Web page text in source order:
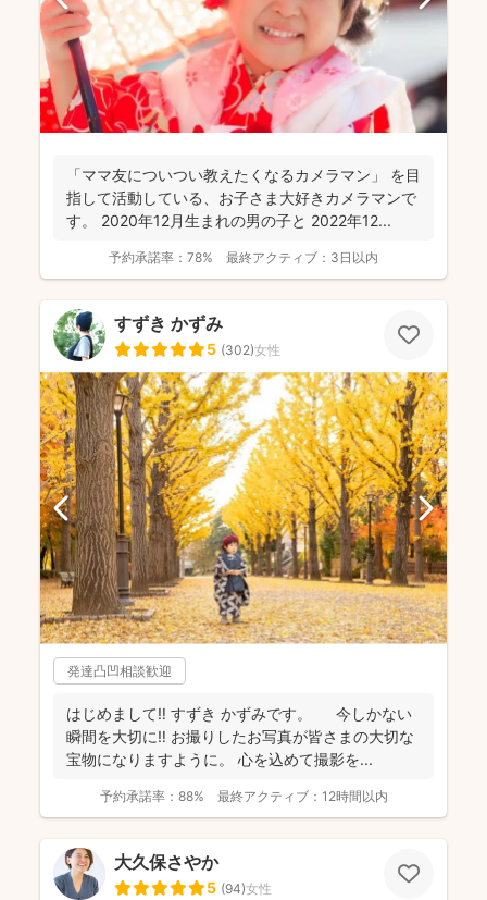
「ママ友についつい教えたくなるカメラマン」 を目
指して活動している、お子さま大好きカメラマンで
す。 2020年12月生まれの男の子と 2022年12...
予約承諾率： 78% 最終アクティブ： 3日以内
すずき かずみ
5 (302)女性
発達凸凹相談歓迎
はじめまして‼︎ すずき かずみです。 今しかない
瞬間を大切に‼︎ お撮りしたお写真が皆さまの大切な
宝物になりますように。 心を込めて撮影を...
予約承諾率： 88% 最終アクティブ： 12時間以内
大久保さやか
5 (94)女性